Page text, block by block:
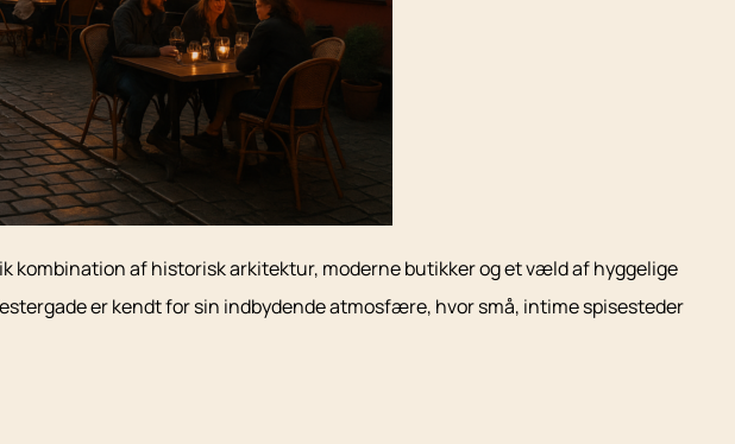
kombination af historisk arkitektur, moderne butikker og et væld af hyggelige
er kendt for sin indbydende atmosfære, hvor små, intime spisesteder